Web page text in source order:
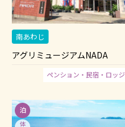
南あわじ
アグリミュージアムNADA
ペンション・民宿・ロッジ